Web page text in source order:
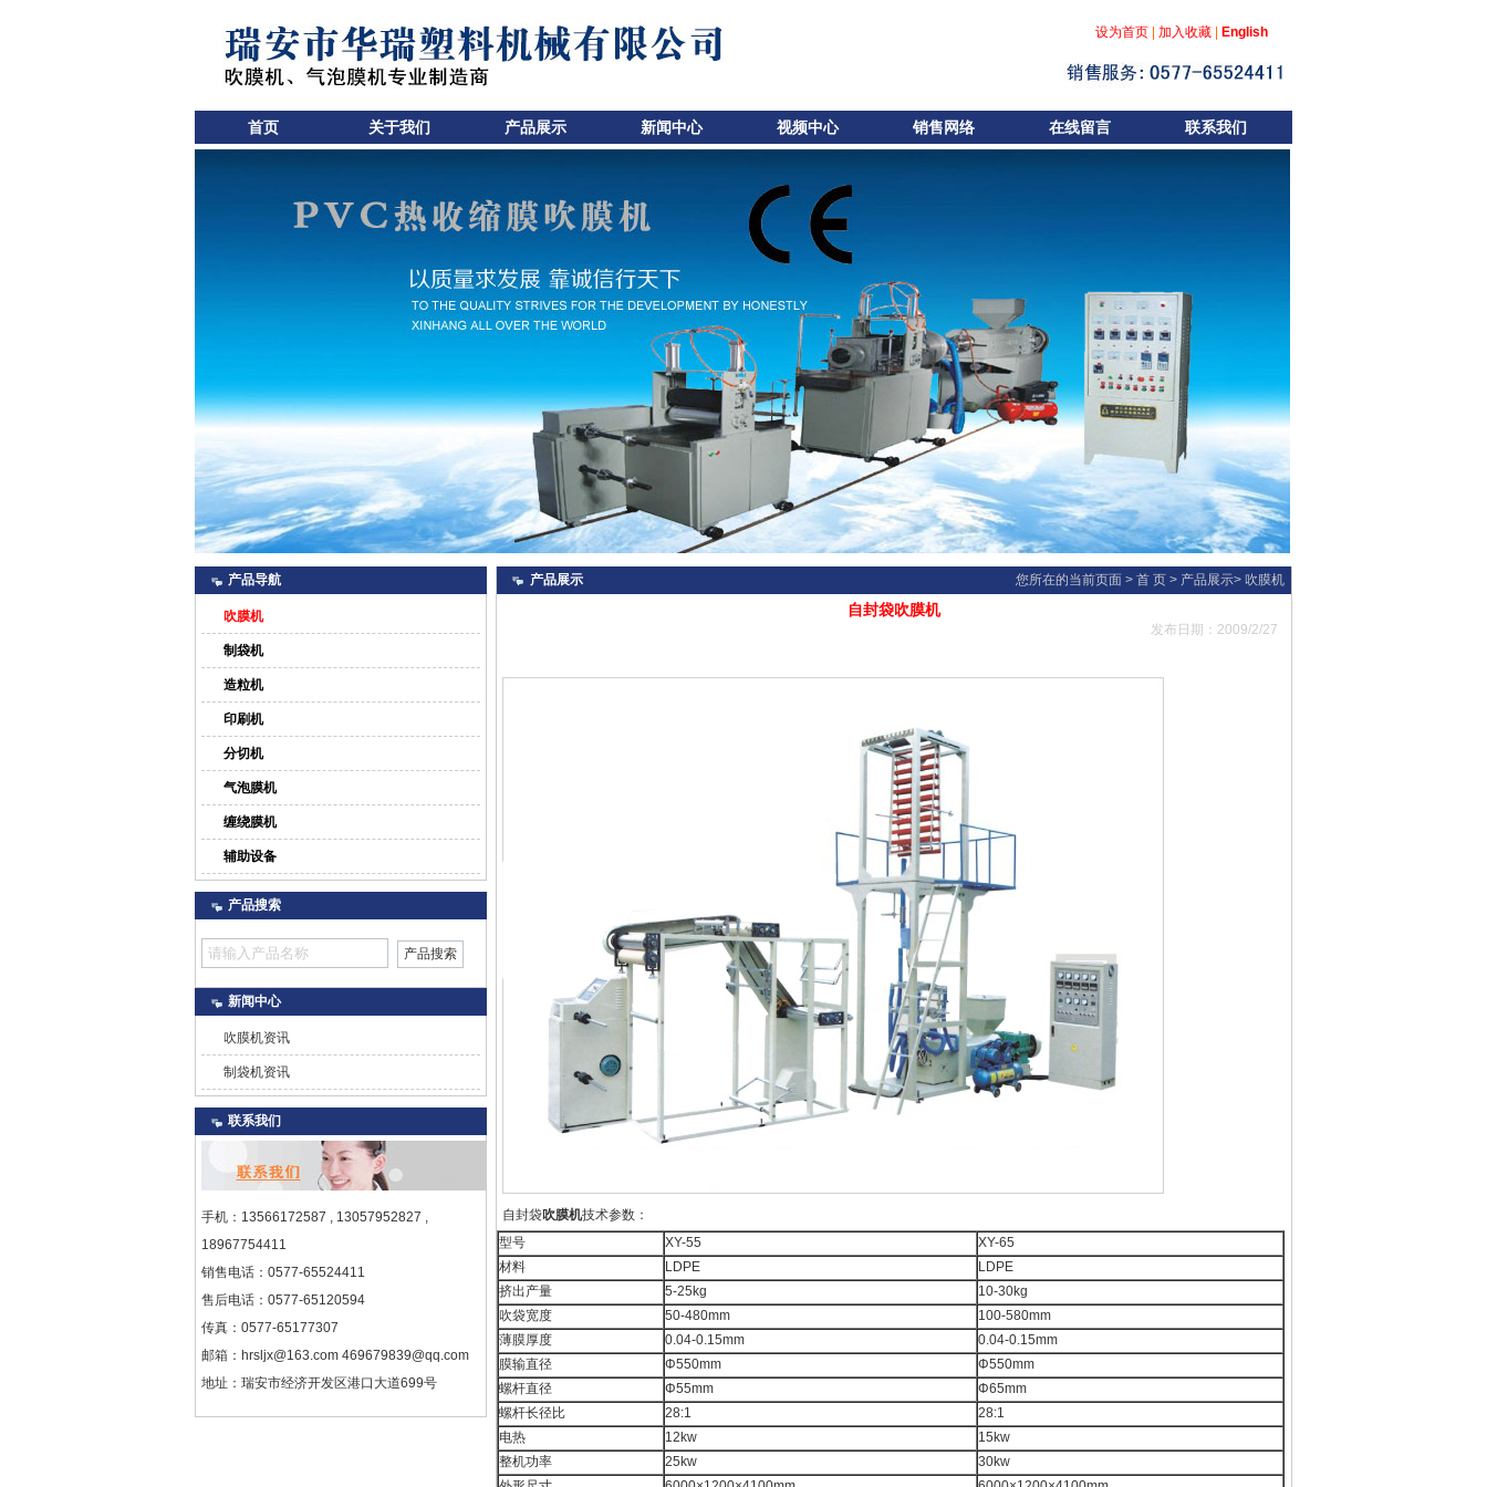
设为首页 加入收藏 English
首页 关于我们 产品展示 新闻中心 视频中心 销售网络 在线留言 联系我们
您所在的当前页面 > 首 页 > 产品展示> 吹膜机
产品展示
自封袋吹膜机
发布日期：2009/2/27
自封袋吹膜机技术参数：
型号
XY-55
XY-65
材料
LDPE
LDPE
挤出产量
5-25kg
10-30kg
吹袋宽度
50-480mm
100-580mm
薄膜厚度
0.04-0.15mm
0.04-0.15mm
膜输直径
Φ550mm
Φ550mm
螺杆直径
Φ55mm
Φ65mm
螺杆长径比
28:1
28:1
电热
12kw
15kw
整机功率
25kw
30kw
产品导航
吹膜机
制袋机
造粒机
印刷机
分切机
气泡膜机
缠绕膜机
辅助设备
产品搜索
新闻中心
吹膜机资讯
制袋机资讯
联系我们
手机：13566172587 , 13057952827 ,
18967754411
销售电话：0577-65524411
售后电话：0577-65120594
传真：0577-65177307
邮箱：hrsljx@163.com 469679839@qq.com
地址：瑞安市经济开发区港口大道699号